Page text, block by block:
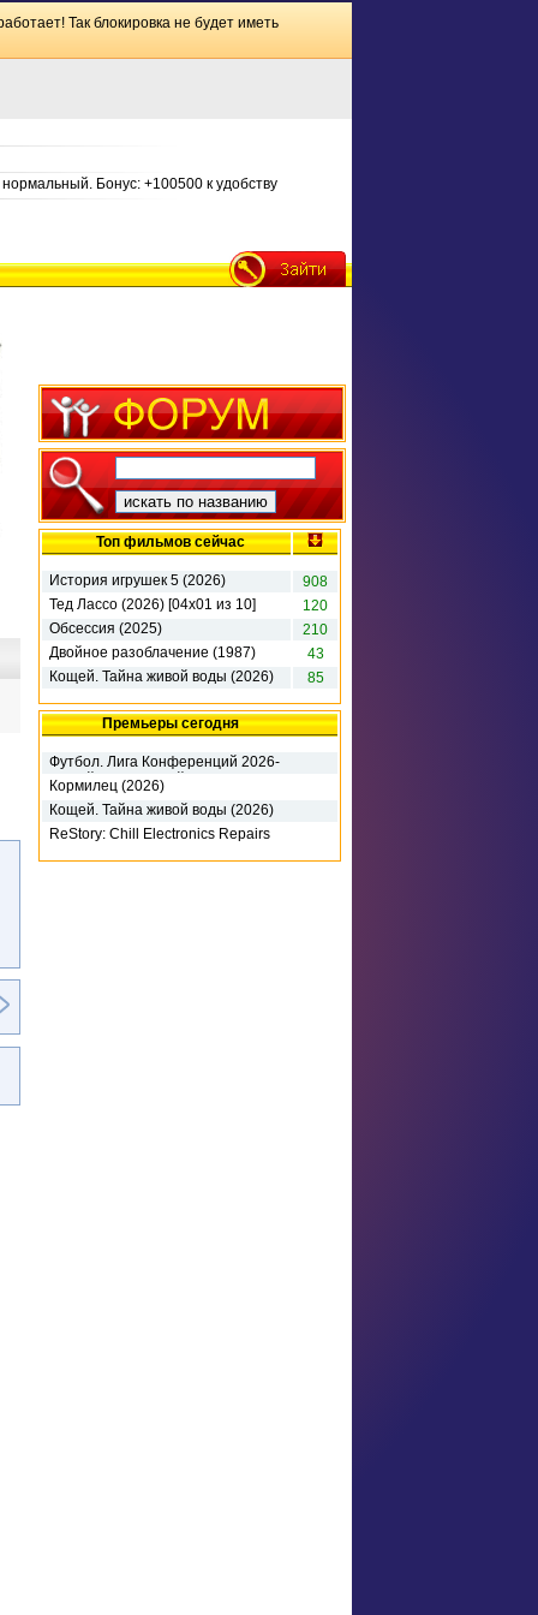
Так блокировка не будет иметь
Бонус: +100500 к удобству
Топ фильмов сейчас
История игрушек 5 (2026)
908
Тед Лассо (2026) [04х01 из 10]
120
Обсессия (2025)
210
Двойное разоблачение (1987)
43
Кощей. Тайна живой воды (2026)
85
Премьеры сегодня
Футбол. Лига Конференций 2026-
27. 3-й кв раунд. 1-й матч. Динамо
К (2026)
Кормилец (2026)
Кощей. Тайна живой воды (2026)
ReStory: Chill Electronics Repairs